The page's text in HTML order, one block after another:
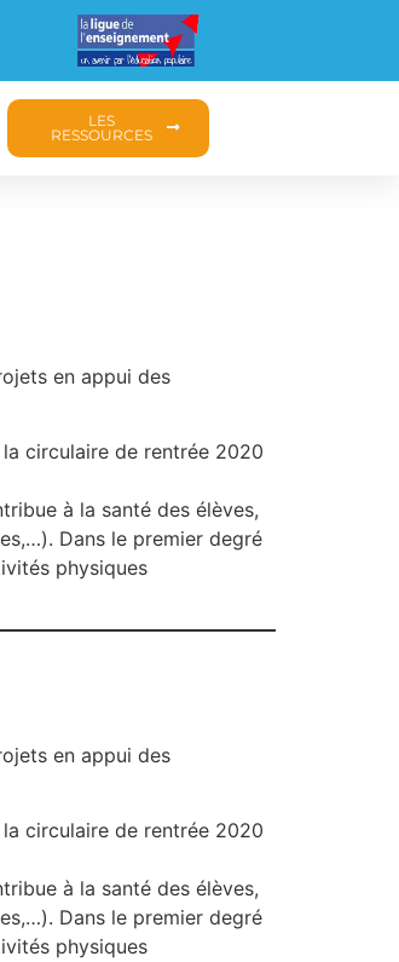
LES
RESSOURCES
en appui des
circulaire de rentrée 2020
à la santé des élèves,
Dans le premier degré
physiques
en appui des
circulaire de rentrée 2020
à la santé des élèves,
Dans le premier degré
physiques